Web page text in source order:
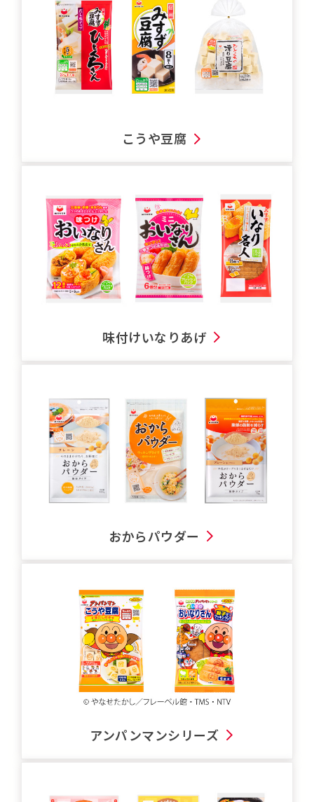
こうや豆腐
味付けいなりあげ
おからパウダー
アンパンマンシリーズ